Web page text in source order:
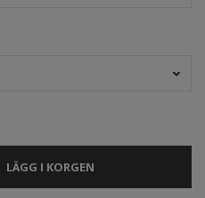
LÄGG I KORGEN